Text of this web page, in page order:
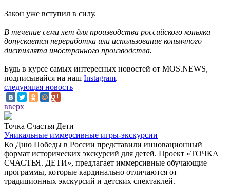
Закон уже вступил в силу.
В течение семи лет для производства российского коньяка
допускается переработка или использование коньячного
дистиллята иностранного производства.
Будь в курсе самых интересных новостей от MOS.NEWS,
подписывайся на наш Instagram.
следующая новость
вверх
Точка Счастья Дети
Уникальные иммерсивные игры-экскурсии
Ко Дню Победы в России представили инновационный
формат исторических экскурсий для детей. Проект «ТОЧКА
СЧАСТЬЯ. ДЕТИ», предлагает иммерсивные обучающие
программы, которые кардинально отличаются от
традиционных экскурсий и детских спектаклей.